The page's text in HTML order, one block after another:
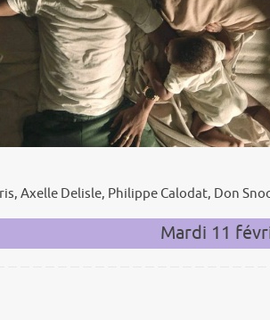
Axelle Delisle, Philippe Calodat, Don
Mardi 11